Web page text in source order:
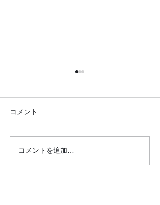
20.2.12 蒼生の杜さんに行
きました
コメント
コメントを追加…